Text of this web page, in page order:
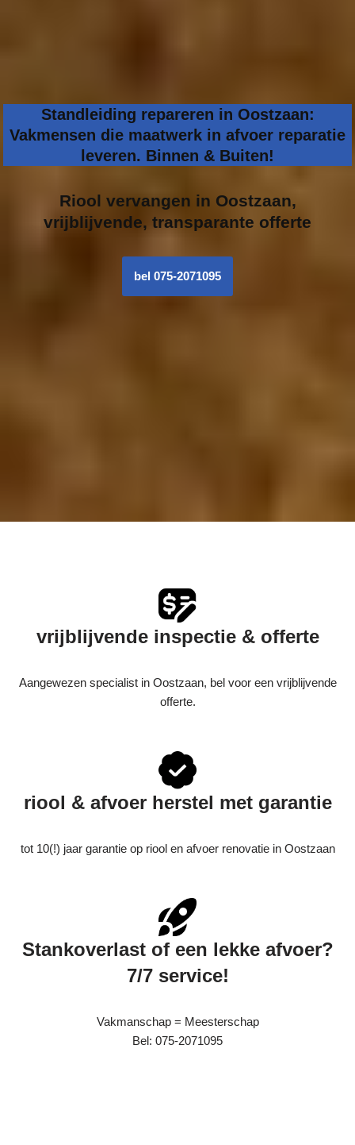
Standleiding repareren in Oostzaan:
Vakmensen die maatwerk in afvoer reparatie
leveren. Binnen & Buiten!
Riool vervangen in Oostzaan,
vrijblijvende, transparante offerte
bel 075-2071095
vrijblijvende inspectie & offerte
Aangewezen specialist in Oostzaan, bel voor een vrijblijvende
offerte.
riool & afvoer herstel met garantie
tot 10(!) jaar garantie op riool en afvoer renovatie in Oostzaan
Stankoverlast of een lekke afvoer?
7/7 service!
Vakmanschap = Meesterschap
Bel: 075-2071095